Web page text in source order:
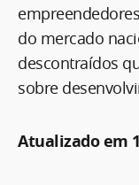
do mercado
descontraídos
sobre
Atualizado em